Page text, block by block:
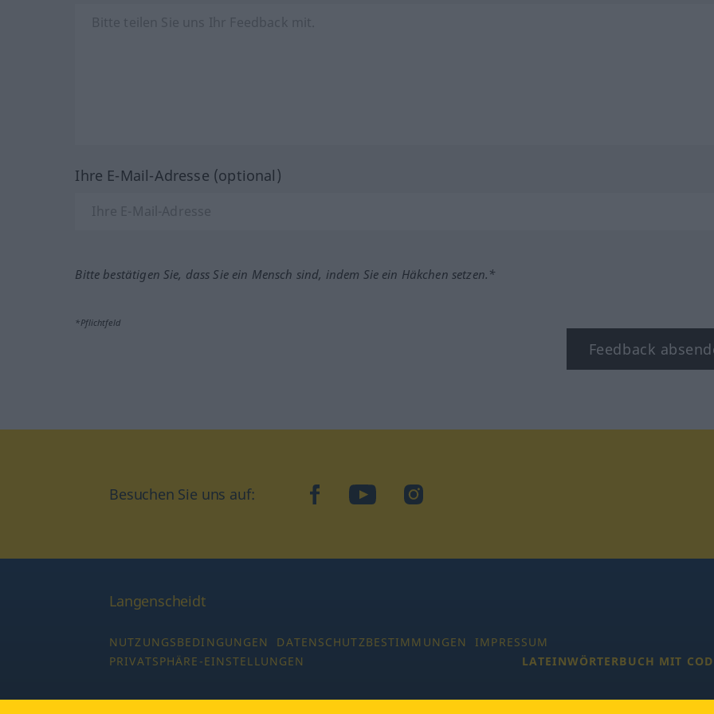
Ihre E-Mail-Adresse (optional)
Bitte bestätigen Sie, dass Sie ein Mensch sind, indem Sie ein Häkchen setzen.*
*Pflichtfeld
Feedback
Besuchen Sie uns auf: facebookYouTubeInstagram
Langenscheidt
NUTZUNGSBEDINGUNGEN DATENSCHUTZBESTIMMUNGEN
IMPRESSUM
PRIVATSPHÄRE-EINSTELLUNGEN
LATEINWÖRTERBUCH MIT